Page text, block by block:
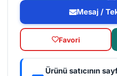
Mesaj /
Favori
Ürünü satıcının